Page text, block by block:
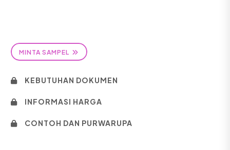
MINTA SAMPEL
KEBUTUHAN DOKUMEN
INFORMASI HARGA
CONTOH DAN PURWARUPA